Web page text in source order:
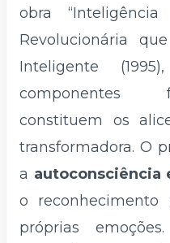
obra
Revolucionária
Inteligente
componentes
constituem os
transformadora. O
a autoconsciência
o reconhecimento
próprias